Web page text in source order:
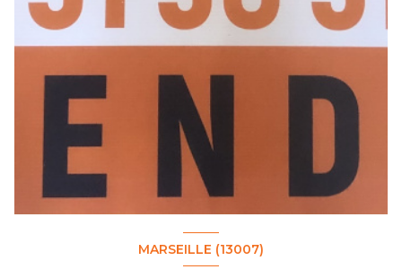
MARSEILLE (13007)